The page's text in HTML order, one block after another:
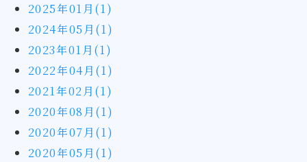
2025年01月(1)
2024年05月(1)
2023年01月(1)
2022年04月(1)
2021年02月(1)
2020年08月(1)
2020年07月(1)
2020年05月(1)